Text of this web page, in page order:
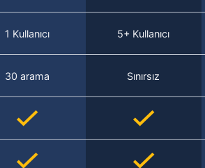
1 Kullanıcı 5+ Kullanıcı
30 arama Sınırsız